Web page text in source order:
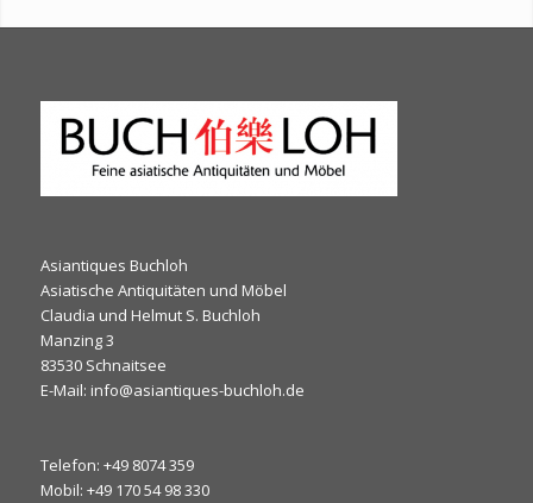
Asiantiques Buchloh
Asiatische Antiquitäten und Möbel
Claudia und Helmut S. Buchloh
Manzing 3
83530 Schnaitsee
E-Mail: info@asiantiques-buchloh.de
Telefon: +49 8074 359
Mobil: +49 170 54 98 330